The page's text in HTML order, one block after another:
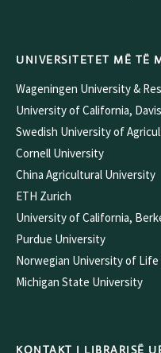
UNIVERSITETET MË TË
Wageningen University &
University of California, Davis
Swedish University of
Cornell University
China Agricultural University
ETH Zurich
University of California,
Purdue University
Norwegian University of Life
Michigan State University
KONTAKT I LIBRARISË